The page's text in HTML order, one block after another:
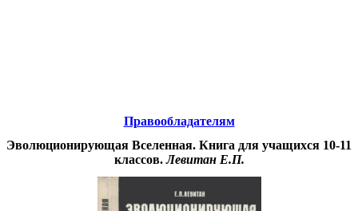
Правообладателям
Эволюционирующая Вселенная. Книга для учащихся 10-11
классов.Левитан Е.П.